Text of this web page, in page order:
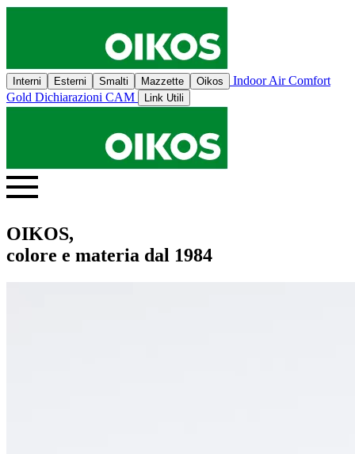
Interni Esterni Smalti Mazzette Oikos
Indoor Air Comfort
Gold Dichiarazioni CAM Link Utili
OIKOS,
colore e materia dal 1984